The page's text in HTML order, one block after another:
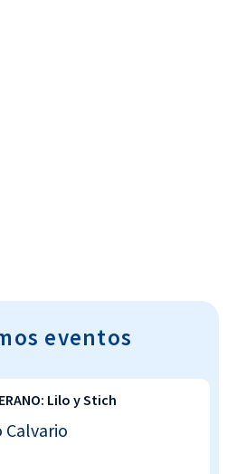
eventos
Lilo y Stich
Calvario